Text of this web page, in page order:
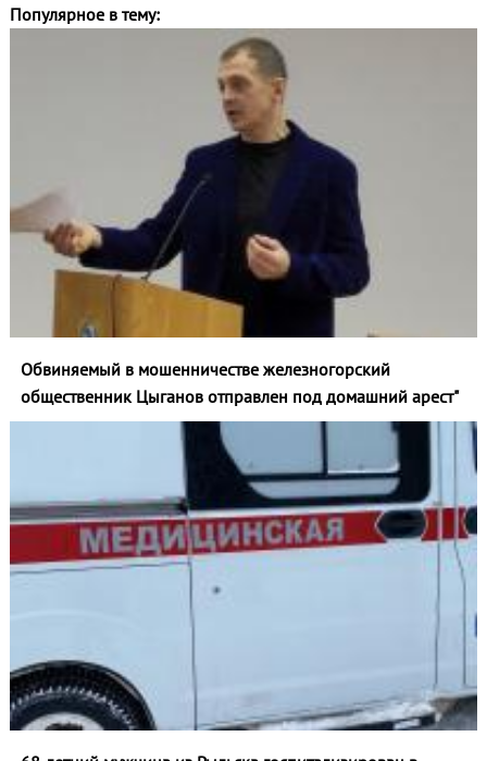
Популярное в тему:
Обвиняемый в мошенничестве железногорский
общественник Цыганов отправлен под домашний арест"